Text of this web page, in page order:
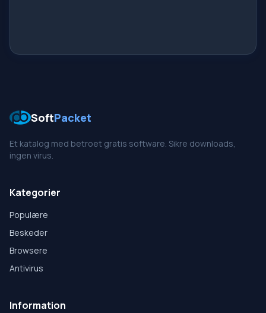
SoftPacket
Et katalog med betroet gratis software. Sikre downloads,
ingen virus.
Kategorier
Populære
Beskeder
Browsere
Antivirus
Information